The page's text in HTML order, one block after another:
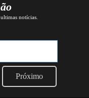
notícias.
Próximo